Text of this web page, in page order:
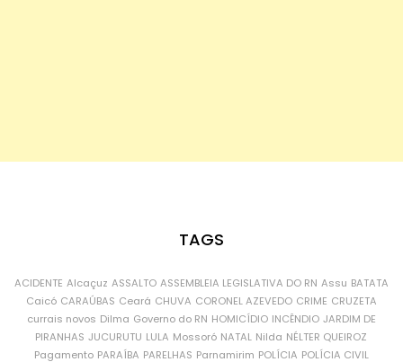
TAGS
ACIDENTE Alcaçuz ASSALTO ASSEMBLEIA LEGISLATIVA DO RN Assu BATATA
Caicó CARAÚBAS Ceará CHUVA CORONEL AZEVEDO CRIME CRUZETA
currais novos Dilma Governo do RN HOMICÍDIO INCÊNDIO JARDIM DE
PIRANHAS JUCURUTU LULA Mossoró NATAL Nilda NÉLTER QUEIROZ
Pagamento PARAÍBA PARELHAS Parnamirim POLÍCIA POLÍCIA CIVIL